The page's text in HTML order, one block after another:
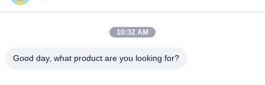
0086-755-27491128
10:32 AM
Good day, what product are you looking for?